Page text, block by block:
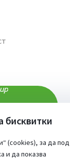
бисквитки
(cookies), за да
и да показва
ни